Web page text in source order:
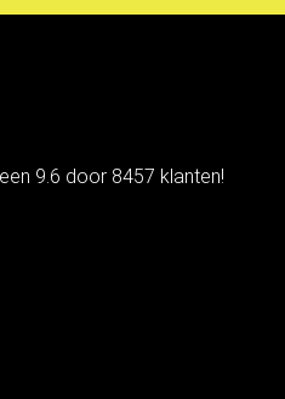
9.6 door 8457 klanten!